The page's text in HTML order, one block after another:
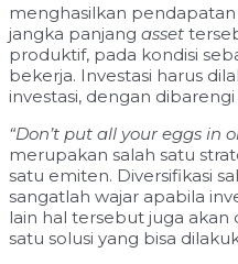
menghasilkan
jangka panjang asset
produktif, pada kondisi
bekerja. Investasi harus
investasi, dengan
“Don’t put all your eggs in
merupakan salah satu
satu emiten. Diversifikasi
sangatlah wajar apabila
lain hal tersebut juga akan
satu solusi yang bisa